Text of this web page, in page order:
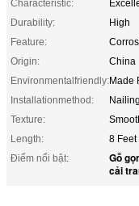
Characteristic:
Durability:
High
Feature:
Origin:
China
Environmentalfriendly:Made
Installationmethod:
Texture:
Length:
8 Feet
Điểm nổi bật:
Gỗ
cải